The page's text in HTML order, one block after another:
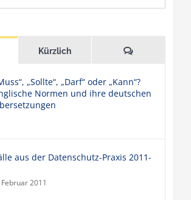
Kürzlich Kommentare
„Sollte“, „Darf“ oder „Kann“?
Normen und ihre deutschen
aus der Datenschutz-Praxis 2011-
2011